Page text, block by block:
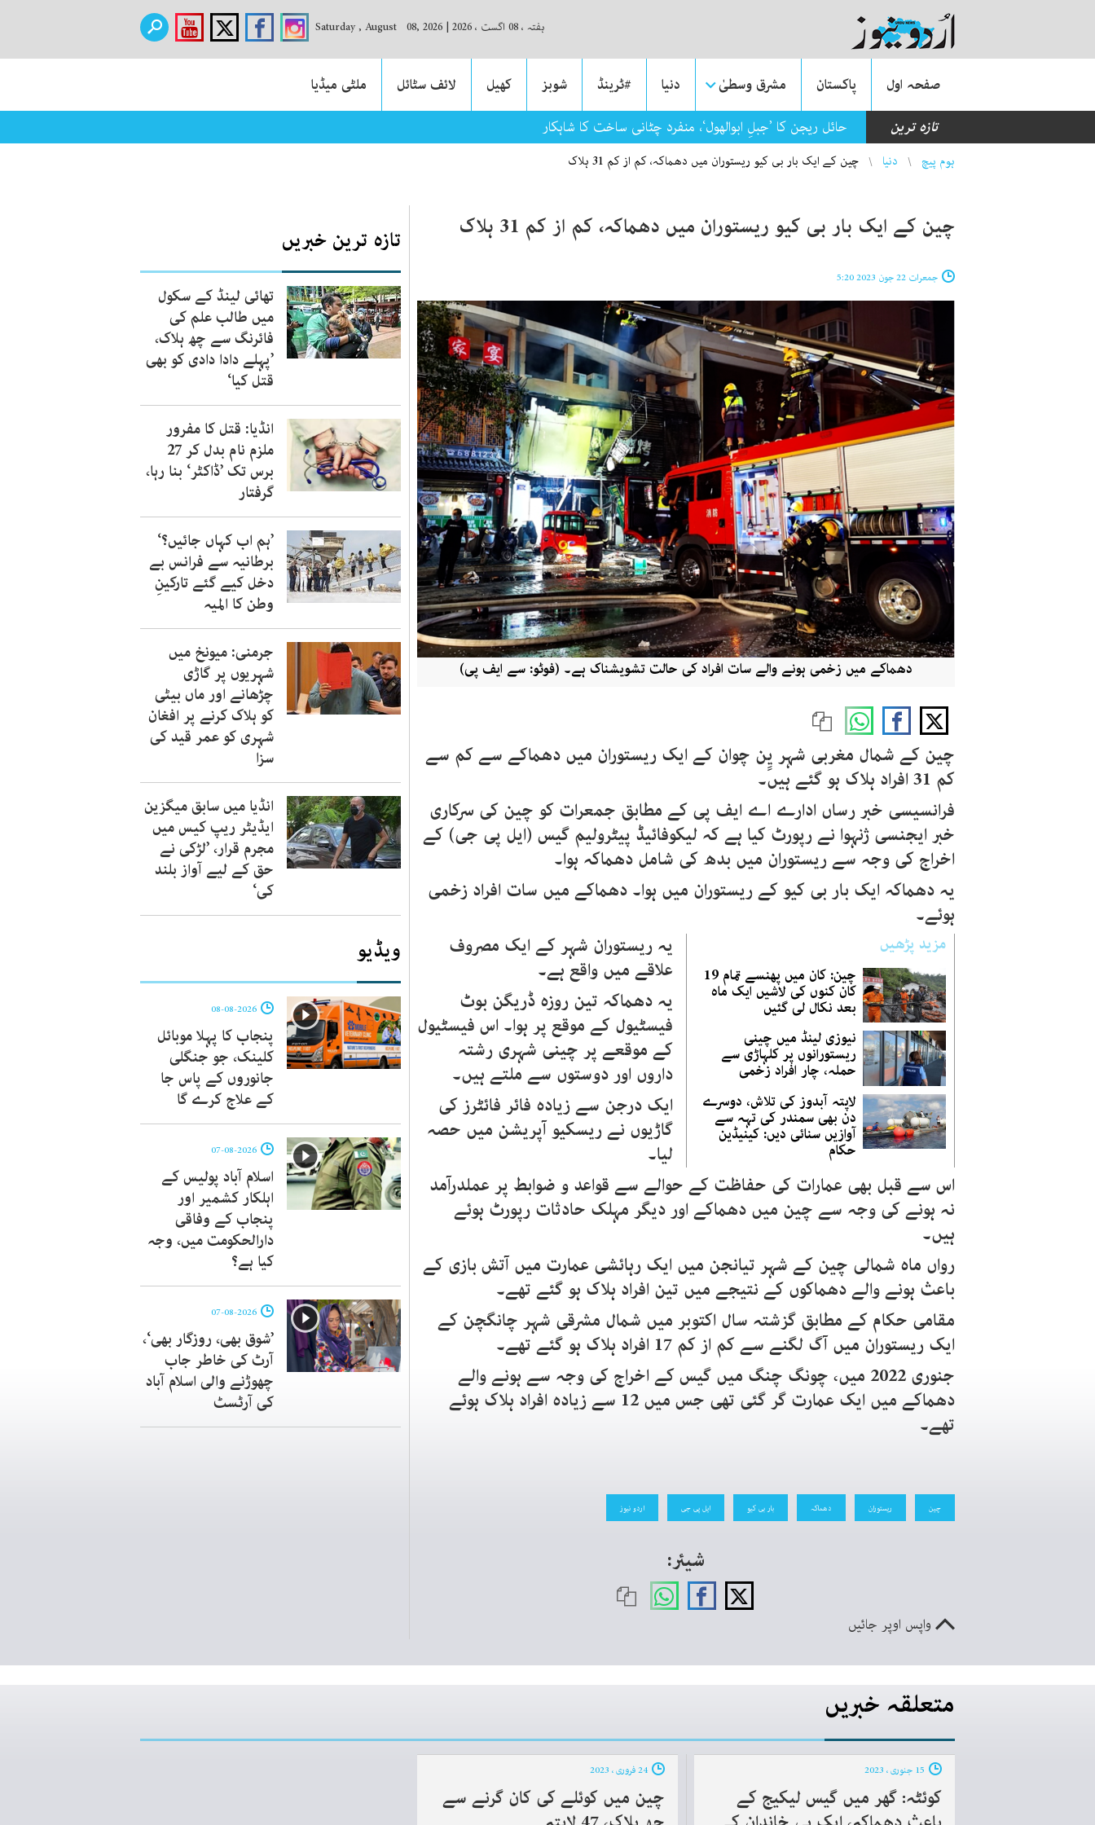
ہفتہ ، 08 اگست ، 2026 |
Saturday , August 08, 2026
صفحہ اول پاکستان مشرق وسطیٰ دنیا #ٹرینڈ شوبز کھیل لائف سٹائل
ملٹی میڈیا
تازہ ترین
حائل ریجن کا ’جبلِ ابوالھول‘، منفرد چٹانی ساخت کا شاہکار
You are here
ہوم پیچ دنیا چین کے ایک بار بی کیو ریستوران میں دھماکہ، کم از کم 31 ہلاک
چین کے ایک بار بی کیو ریستوران میں دھماکہ، کم از کم 31 ہلاک
جمعرات 22 جون 2023 5:20
دھماکے میں زخمی ہونے والے سات افراد کی حالت تشویشناک ہے۔ (فوٹو: سے ایف پی)
چین کے شمال مغربی شہر یِِن چوان کے ایک ریستوران میں دھماکے سے کم سے
کم 31 افراد ہلاک ہو گئے ہیں۔
فرانسیسی خبر رساں ادارے اے ایف پی کے مطابق جمعرات کو چین کی سرکاری
خبر ایجنسی ژنہوا نے رپورٹ کیا ہے کہ لیکوفائیڈ پیٹرولیم گیس (ایل پی جی) کے
اخراج کی وجہ سے ریستوران میں بدھ کی شامل دھماکہ ہوا۔
یہ دھماکہ ایک بار بی کیو کے ریستوران میں ہوا۔ دھماکے میں سات افراد زخمی
ہوئے۔
مزید پڑھیں
چین: کان میں پھنسے تمام 19
کان کنوں کی لاشیں ایک ماہ
بعد نکال لی گئیں
نیوزی لینڈ میں چینی
ریستورانوں پر کلہاڑی سے
حملہ، چار افراد زخمی
لاپتہ آبدوز کی تلاش، دوسرے
دن بھی سمندر کی تہہ سے
آوازیں سنائی دیں: کینیڈین
حکام
یہ ریستوران شہر کے ایک مصروف
علاقے میں واقع ہے۔
یہ دھماکہ تین روزہ ڈریگن بوٹ
فیسٹیول کے موقع پر ہوا۔ اس فیسٹیول
کے موقعے پر چینی شہری رشتہ
داروں اور دوستوں سے ملتے ہیں۔
ایک درجن سے زیادہ فائر فائٹرز کی
گاڑیوں نے ریسکیو آپریشن میں حصہ
لیا۔
اس سے قبل بھی عمارات کی حفاظت کے حوالے سے قواعد و ضوابط پر عملدرآمد
نہ ہونے کی وجہ سے چین میں دھماکے اور دیگر مہلک حادثات رپورٹ ہوئے
ہیں۔
رواں ماہ شمالی چین کے شہر تیانجن میں ایک رہائشی عمارت میں آتش بازی کے
باعث ہونے والے دھماکوں کے نتیجے میں تین افراد ہلاک ہو گئے تھے۔
مقامی حکام کے مطابق گزشتہ سال اکتوبر میں شمال مشرقی شہر چانگچن کے
ایک ریستوران میں آگ لگنے سے کم از کم 17 افراد ہلاک ہو گئے تھے۔
جنوری 2022 میں، چونگ چنگ میں گیس کے اخراج کی وجہ سے ہونے والے
دھماکے میں ایک عمارت گر گئی تھی جس میں 12 سے زیادہ افراد ہلاک ہوئے
تھے۔
چین ریستوران دھماکہ بار بی کیو ایل پی جی اردو نیوز
شیئر:
واپس اوپر جائیں
تازہ ترین خبریں
تھائی لینڈ کے سکول
میں طالب علم کی
فائرنگ سے چھ ہلاک،
’پہلے دادا دادی کو بھی
قتل کیا‘
انڈیا: قتل کا مفرور
ملزم نام بدل کر 27
برس تک ’ڈاکٹر‘ بنا رہا،
گرفتار
’ہم اب کہاں جائیں؟‘
برطانیہ سے فرانس بے
دخل کیے گئے تارکینِ
وطن کا المیہ
جرمنی: میونخ میں
شہریوں پر گاڑی
چڑھانے اور ماں بیٹی
کو ہلاک کرنے پر افغان
شہری کو عمر قید کی
سزا
انڈیا میں سابق میگزین
ایڈیٹر ریپ کیس میں
مجرم قرار، ’لڑکی نے
حق کے لیے آواز بلند
کی‘
ویڈیو
پنجاب کا پہلا موبائل
کلینک، جو جنگلی
جانوروں کے پاس جا
کے علاج کرے گا
اسلام آباد پولیس کے
اہلکار کشمیر اور
پنجاب کے وفاقی
دارالحکومت میں، وجہ
کیا ہے؟
’شوق بھی، روزگار بھی‘،
آرٹ کی خاطر جاب
چھوڑنے والی اسلام آباد
کی آرٹسٹ
متعلقہ خبریں
کوئٹہ: گھر میں گیس لیکیج کے
چین میں کوئلے کی کان گرنے سے